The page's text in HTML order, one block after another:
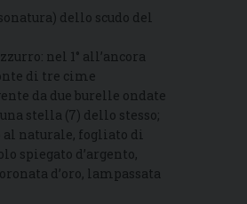
dello scudo del
nel 1° all’ancora
di tre cime
da due burelle ondate
stella (7) dello stesso;
al naturale, fogliato di
spiegato d’argento,
d’oro, lampassata